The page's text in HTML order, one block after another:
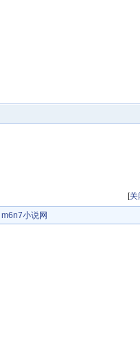
[关
m6n7小说网